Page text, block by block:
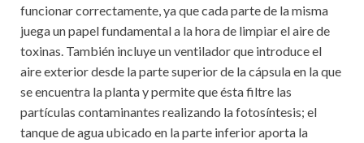
funcionar correctamente, ya que cada parte de la misma
juega un papel fundamental a la hora de limpiar el aire de
toxinas. También incluye un ventilador que introduce el
aire exterior desde la parte superior de la cápsula en la que
se encuentra la planta y permite que ésta filtre las
partículas contaminantes realizando la fotosíntesis; el
tanque de agua ubicado en la parte inferior aporta la